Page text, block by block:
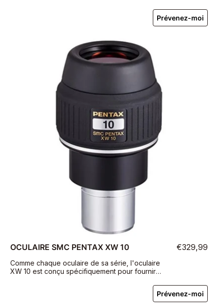
Prévenez-moi
OCULAIRE SMC PENTAX XW 10
Comme chaque oculaire de sa série, l'oculaire
XW 10 est conçu spécifiquement pour fournir
€329,99
Prévenez-moi